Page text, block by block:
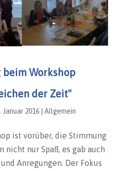
beim Workshop
der Zeit"
Januar 2016| Allgemein
ist vorüber, die Stimmung
nicht nur Spaß, es gab auch
Anregungen. Der Fokus